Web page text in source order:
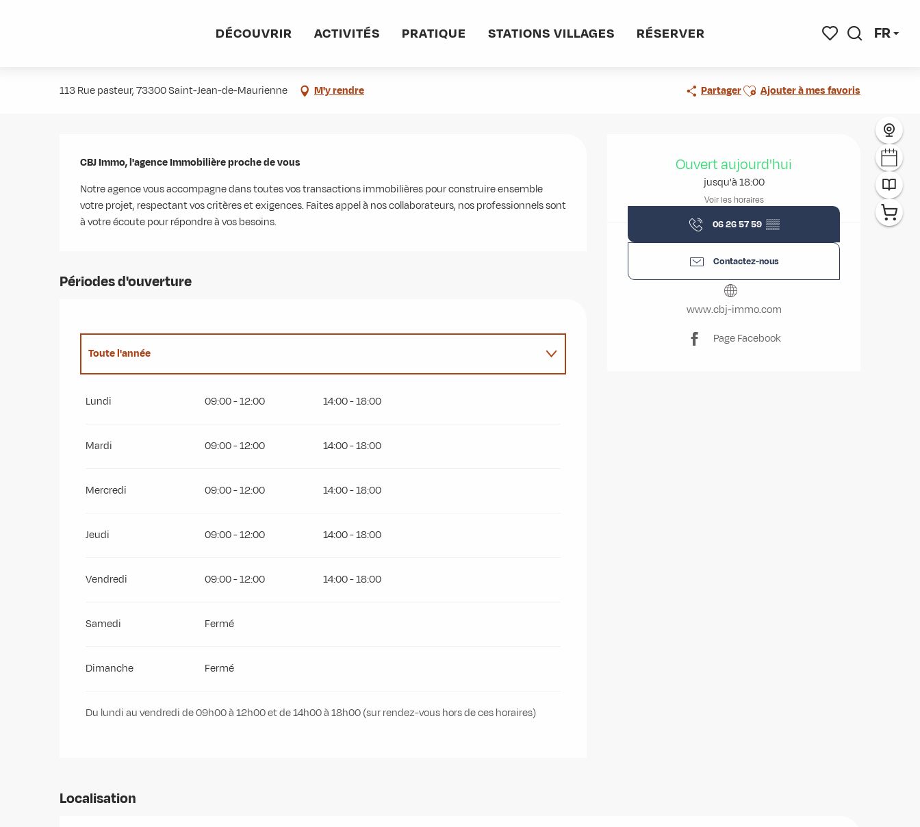
FR
DÉCOUVRIR ACTIVITÉS PRATIQUE STATIONS VILLAGES RÉSERVER
113 Rue pasteur, 73300 Saint-Jean-de-Maurienne M'y rendre PartagerAjouter aux favoris
Ajouter à mes favoris
Ouverture et coordonnées
Ouvert aujourd'hui
jusqu'à 18:00
Voir les horaires
06 26 57 59 ▒▒
Contactez-nous
www.cbj-immo.com
Page Facebook
Description
CBJ Immo, l'agence Immobilière proche de vous
Notre agence vous accompagne dans toutes vos transactions immobilières pour construire ensemble
votre projet, respectant vos critères et exigences. Faites appel à nos collaborateurs, nos professionnels sont
à votre écoute pour répondre à vos besoins.
Périodes d'ouverture
Toute l'année
Lundi 09:00 - 12:00 14:00 - 18:00
Mardi 09:00 - 12:00 14:00 - 18:00
Mercredi 09:00 - 12:00 14:00 - 18:00
Jeudi 09:00 - 12:00 14:00 - 18:00
Vendredi 09:00 - 12:00 14:00 - 18:00
Samedi Fermé
Dimanche Fermé
Du lundi au vendredi de 09h00 à 12h00 et de 14h00 à 18h00 (sur rendez-vous hors de ces horaires)
Localisation